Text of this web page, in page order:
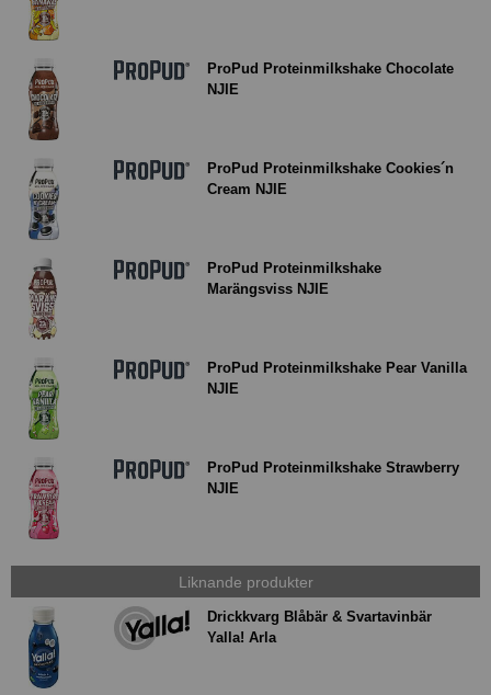
ProPud Proteinmilkshake Chocolate
NJIE
ProPud Proteinmilkshake Cookies´n
Cream NJIE
ProPud Proteinmilkshake
Marängsviss NJIE
ProPud Proteinmilkshake Pear Vanilla
NJIE
ProPud Proteinmilkshake Strawberry
NJIE
Liknande produkter
Drickkvarg Blåbär & Svartavinbär
Yalla! Arla